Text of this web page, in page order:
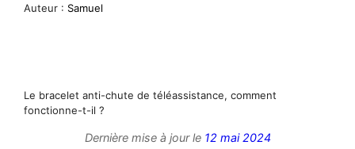
Auteur : Samuel
Le bracelet anti-chute de téléassistance, comment
fonctionne-t-il ?
Dernière mise à jour le 12 mai 2024